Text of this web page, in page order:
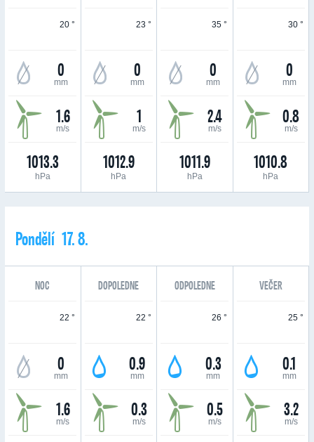
20 °
0
mm
1.6
m/s
1013.3
hPa
23 °
0
mm
1
m/s
1012.9
hPa
35 °
0
mm
2.4
m/s
1011.9
hPa
30 °
0
mm
0.8
m/s
1010.8
hPa
Pondělí 17. 8.
NOC DOPOLEDNE ODPOLEDNE VEČER
22 °
0
mm
1.6
m/s
22 °
0.9
mm
0.3
m/s
26 °
0.3
mm
0.5
m/s
25 °
0.1
mm
3.2
m/s